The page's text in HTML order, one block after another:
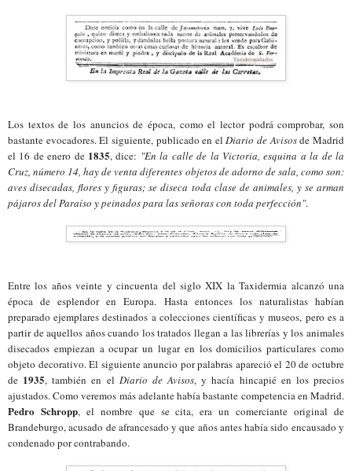
Los textos de los anuncios de época, como el lector podrá comprobar, son
bastante evocadores. El siguiente, publicado en el Diario de Avisosde Madrid
el 16 de enero de 1835, dice: "En la calle de la Victoria, esquina a la de la
Cruz, número 14, hay de venta diferentes objetos de adorno de sala, como son:
aves disecadas, flores y figuras; se diseca toda clase de animales, y se arman
pájaros del Paraíso y peinados para las señoras con toda perfección".
Entre los años veinte y cincuenta del siglo XIX la Taxidermia alcanzó una
época de esplendor en Europa. Hasta entonces los naturalistas habían
preparado ejemplares destinados a colecciones científicas y museos, pero es a
partir de aquellos años cuando los tratados llegan a las librerías y los animales
disecados empiezan a ocupar un lugar en los domicilios particulares como
objeto decorativo. El siguiente anuncio por palabras apareció el 20 de octubre
de 1935, también en el Diario de Avisos, y hacía hincapié en los precios
ajustados. Como veremos más adelante había bastante competencia en Madrid.
Pedro Schropp, el nombre que se cita, era un comerciante original de
Brandeburgo, acusado de afrancesado y que años antes había sido encausado y
condenado por contrabando.